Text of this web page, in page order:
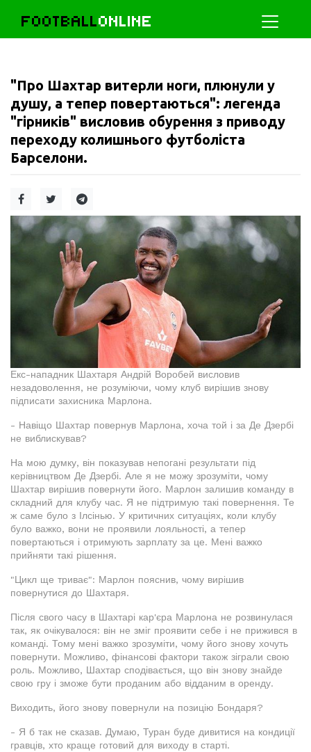
FOOTBALLONLINE
"Про Шахтар витерли ноги, плюнули у
душу, а тепер повертаються": легенда
"гірників" висловив обурення з приводу
переходу колишнього футболіста
Барселони.
Екс-нападник Шахтаря Андрій Воробей висловив
незадоволення, не розуміючи, чому клуб вирішив знову
підписати захисника Марлона.
- Навіщо Шахтар повернув Марлона, хоча той і за Де Дзербі
не виблискував?
На мою думку, він показував непогані результати під
керівництвом Де Дзербі. Але я не можу зрозуміти, чому
Шахтар вирішив повернути його. Марлон залишив команду в
складний для клубу час. Я не підтримую такі повернення. Те
ж саме було з Ілсінью. У критичних ситуаціях, коли клубу
було важко, вони не проявили лояльності, а тепер
повертаються і отримують зарплату за це. Мені важко
прийняти такі рішення.
"Цикл ще триває": Марлон пояснив, чому вирішив
повернутися до Шахтаря.
Після свого часу в Шахтарі кар'єра Марлона не розвинулася
так, як очікувалося: він не зміг проявити себе і не прижився в
команді. Тому мені важко зрозуміти, чому його знову хочуть
повернути. Можливо, фінансові фактори також зіграли свою
роль. Можливо, Шахтар сподівається, що він знову знайде
свою гру і зможе бути проданим або відданим в оренду.
Виходить, його знову повернули на позицію Бондаря?
- Я б так не сказав. Думаю, Туран буде дивитися на кондиції
гравців, хто краще готовий для виходу в старті.